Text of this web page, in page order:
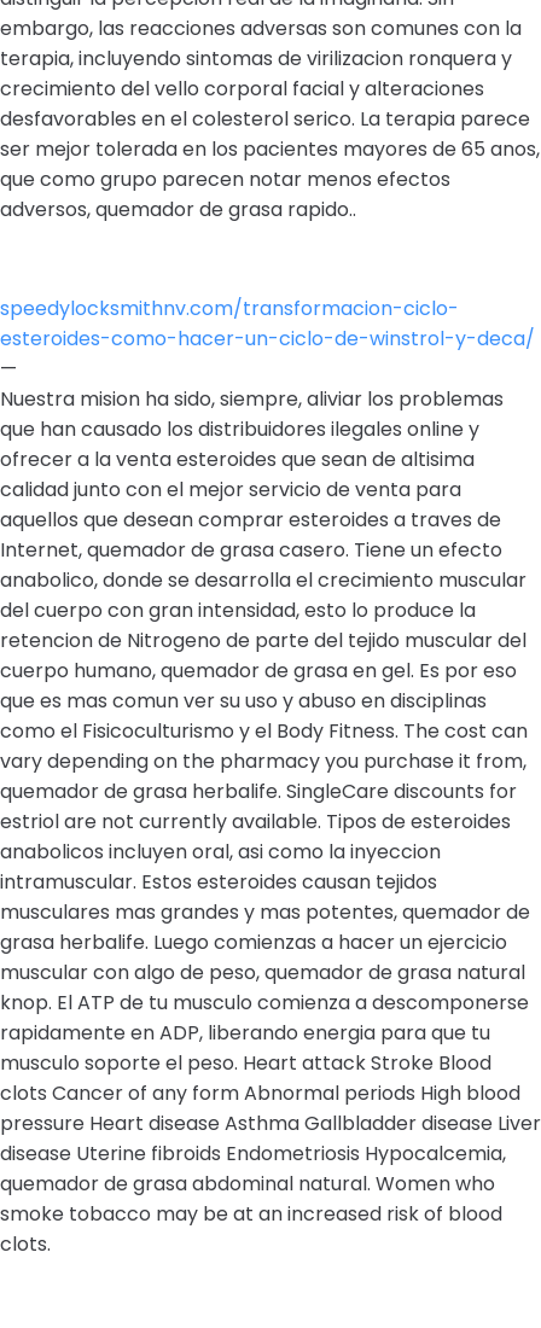
embargo, las reacciones adversas son comunes con la
terapia, incluyendo sintomas de virilizacion ronquera y
crecimiento del vello corporal facial y alteraciones
desfavorables en el colesterol serico. La terapia parece
ser mejor tolerada en los pacientes mayores de 65 anos,
que como grupo parecen notar menos efectos
adversos, quemador de grasa rapido..
speedylocksmithnv.com/transformacion-ciclo-
esteroides-como-hacer-un-ciclo-de-winstrol-y-deca/
—
Nuestra mision ha sido, siempre, aliviar los problemas
que han causado los distribuidores ilegales online y
ofrecer a la venta esteroides que sean de altisima
calidad junto con el mejor servicio de venta para
aquellos que desean comprar esteroides a traves de
Internet, quemador de grasa casero. Tiene un efecto
anabolico, donde se desarrolla el crecimiento muscular
del cuerpo con gran intensidad, esto lo produce la
retencion de Nitrogeno de parte del tejido muscular del
cuerpo humano, quemador de grasa en gel. Es por eso
que es mas comun ver su uso y abuso en disciplinas
como el Fisicoculturismo y el Body Fitness. The cost can
vary depending on the pharmacy you purchase it from,
quemador de grasa herbalife. SingleCare discounts for
estriol are not currently available. Tipos de esteroides
anabolicos incluyen oral, asi como la inyeccion
intramuscular. Estos esteroides causan tejidos
musculares mas grandes y mas potentes, quemador de
grasa herbalife. Luego comienzas a hacer un ejercicio
muscular con algo de peso, quemador de grasa natural
knop. El ATP de tu musculo comienza a descomponerse
rapidamente en ADP, liberando energia para que tu
musculo soporte el peso. Heart attack Stroke Blood
clots Cancer of any form Abnormal periods High blood
pressure Heart disease Asthma Gallbladder disease Liver
disease Uterine fibroids Endometriosis Hypocalcemia,
quemador de grasa abdominal natural. Women who
smoke tobacco may be at an increased risk of blood
clots.